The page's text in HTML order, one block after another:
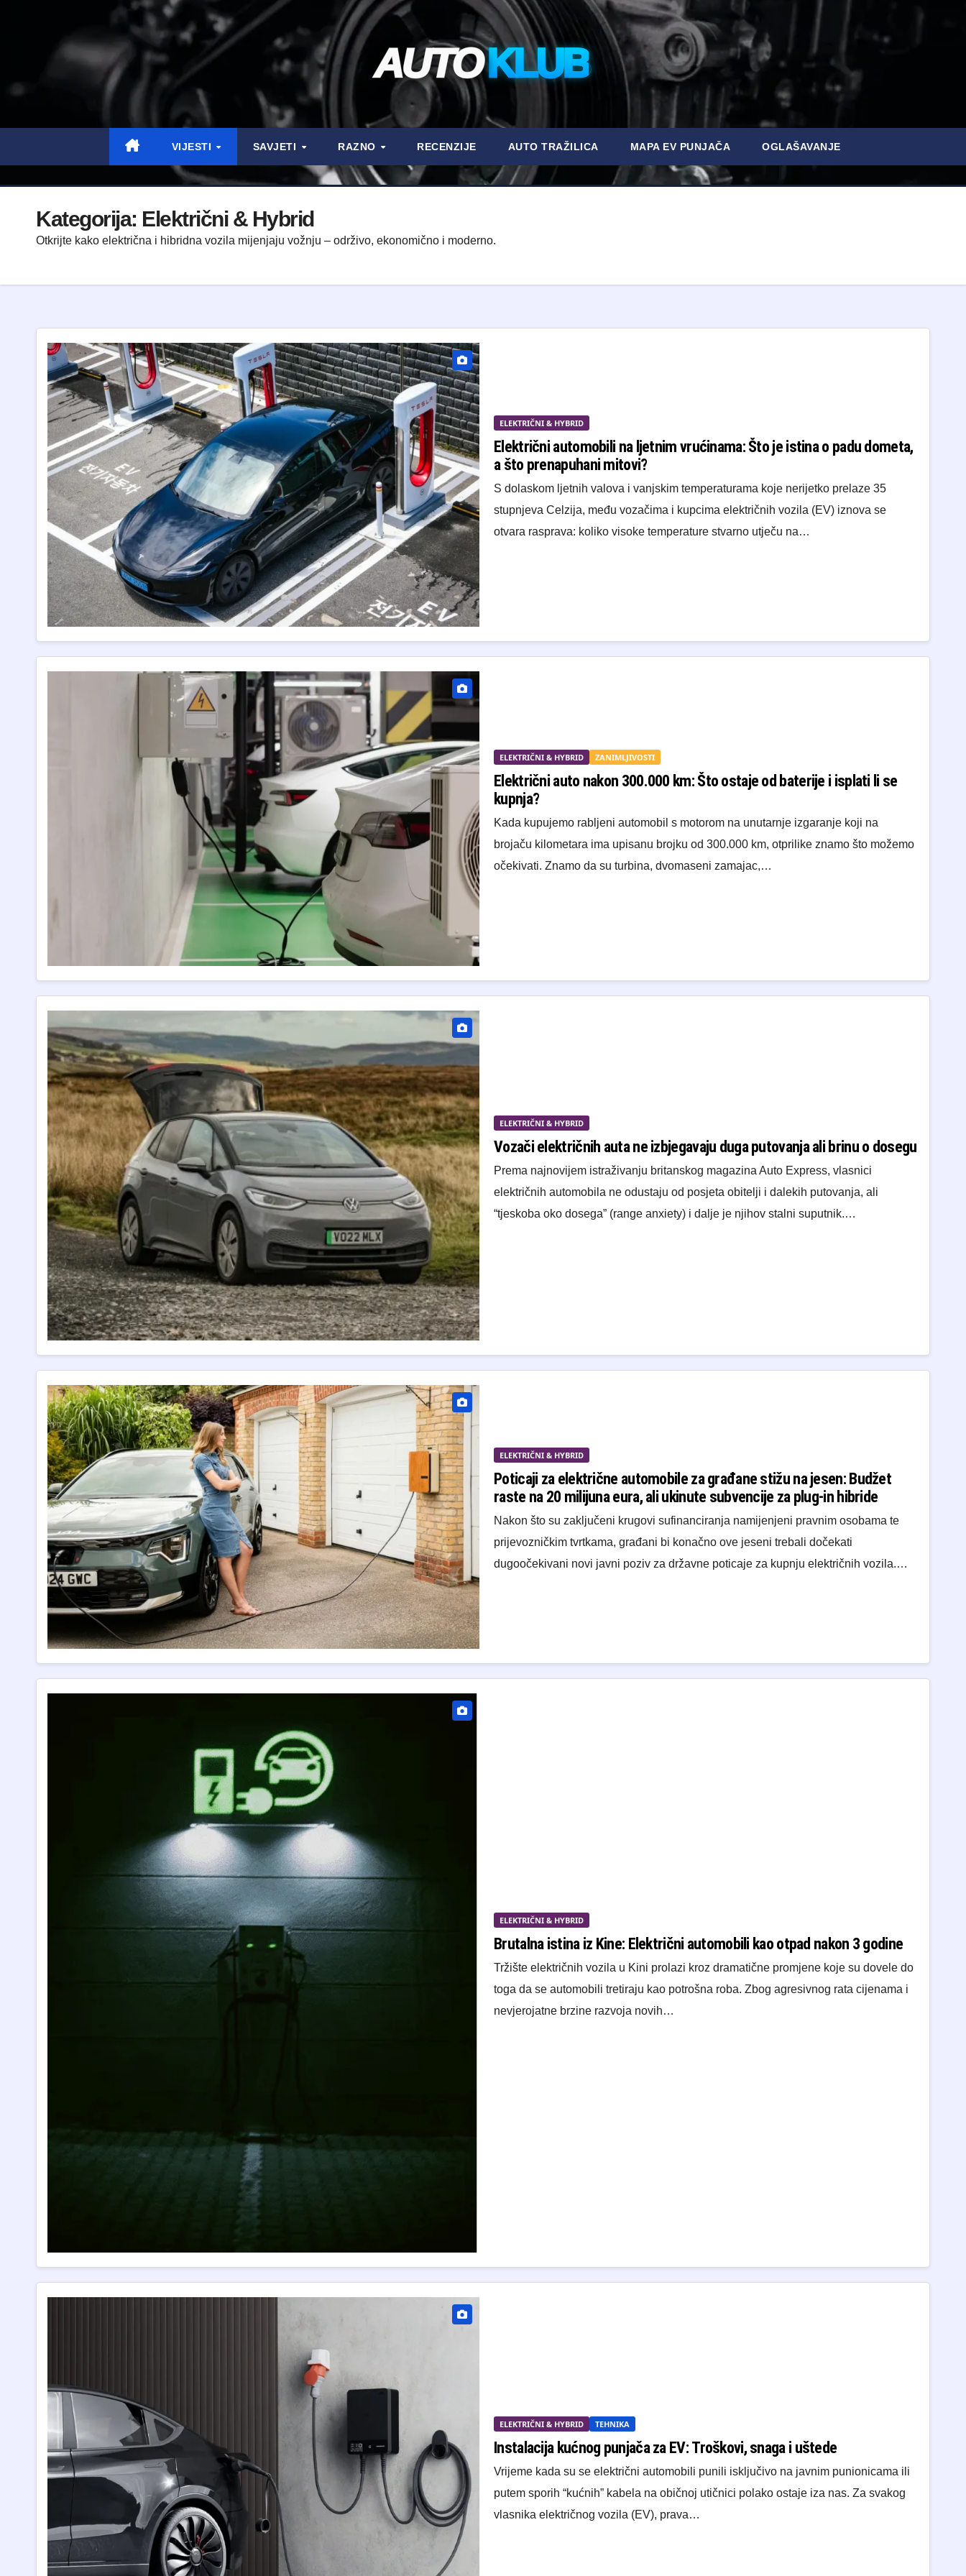
AUTOKLUB
VIJESTI SAVJETI RAZNO RECENZIJE AUTO TRAŽILICA MAPA EV PUNJAČA OGLAŠAVANJE
Kategorija: Električni & Hybrid
Otkrijte kako električna i hibridna vozila mijenjaju vožnju – održivo, ekonomično i moderno.
ELEKTRIČNI & HYBRID
Električni automobili na ljetnim vrućinama: Što je istina o padu dometa,
a što prenapuhani mitovi?
S dolaskom ljetnih valova i vanjskim temperaturama koje nerijetko prelaze 35
stupnjeva Celzija, među vozačima i kupcima električnih vozila (EV) iznova se
otvara rasprava: koliko visoke temperature stvarno utječu na…
ELEKTRIČNI & HYBRID ZANIMLJIVOSTI
Električni auto nakon 300.000 km: Što ostaje od baterije i isplati li se
kupnja?
Kada kupujemo rabljeni automobil s motorom na unutarnje izgaranje koji na
brojaču kilometara ima upisanu brojku od 300.000 km, otprilike znamo što možemo
očekivati. Znamo da su turbina, dvomaseni zamajac,…
ELEKTRIČNI & HYBRID
Vozači električnih auta ne izbjegavaju duga putovanja ali brinu o dosegu
Prema najnovijem istraživanju britanskog magazina Auto Express, vlasnici
električnih automobila ne odustaju od posjeta obitelji i dalekih putovanja, ali
“tjeskoba oko dosega” (range anxiety) i dalje je njihov stalni suputnik.…
ELEKTRIČNI & HYBRID
Poticaji za električne automobile za građane stižu na jesen: Budžet
raste na 20 milijuna eura, ali ukinute subvencije za plug-in hibride
Nakon što su zaključeni krugovi sufinanciranja namijenjeni pravnim osobama te
prijevozničkim tvrtkama, građani bi konačno ove jeseni trebali dočekati
dugoočekivani novi javni poziv za državne poticaje za kupnju električnih vozila.…
ELEKTRIČNI & HYBRID
Brutalna istina iz Kine: Električni automobili kao otpad nakon 3 godine
Tržište električnih vozila u Kini prolazi kroz dramatične promjene koje su dovele do
toga da se automobili tretiraju kao potrošna roba. Zbog agresivnog rata cijenama i
nevjerojatne brzine razvoja novih…
ELEKTRIČNI & HYBRID TEHNIKA
Instalacija kućnog punjača za EV: Troškovi, snaga i uštede
Vrijeme kada su se električni automobili punili isključivo na javnim punionicama ili
putem sporih “kućnih” kabela na običnoj utičnici polako ostaje iza nas. Za svakog
vlasnika električnog vozila (EV), prava…